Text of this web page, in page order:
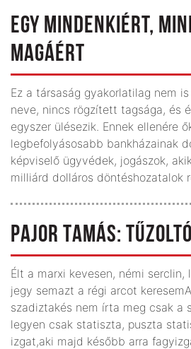
EGY MINDENKIÉRT,
MAGÁÉRT
Ez a társaság gyakorlatilag nem
neve, nincs rögzített tagsága, és
egyszer ülésezik. Ennek ellenére
legbefolyásosabb bankházainak
képviselő ügyvédek, jogászok,
milliárd dolláros döntéshozatalok
PAJOR TAMÁS:
Élt a marxi kevesen, némi serclin,
jegy semazt a régi arcot
szadiztakés nem írta meg csak a
legyen csak statiszta, puszta
izgat,aki majd később arra